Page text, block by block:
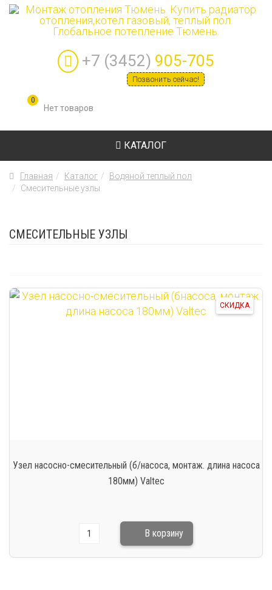
+7 (3452) 905-705
Позвонить сейчас!
0
КАТАЛОГ
Главная Каталог
Водяной теплый пол
Смесительные узлы
СМЕСИТЕЛЬНЫЕ УЗЛЫ
СКИДКА
Узел насосно-смесительный (б/насоса, монтаж. длина насоса
180мм) Valtec